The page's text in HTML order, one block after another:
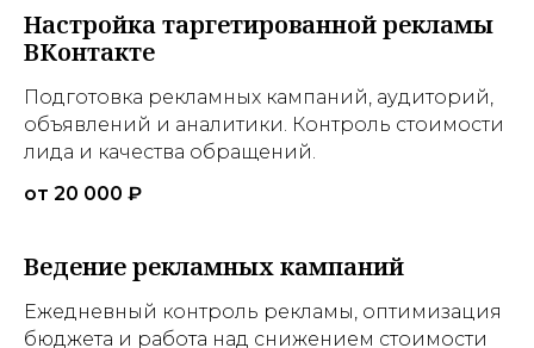
Настройка таргетированной рекламы
ВКонтакте
Подготовка рекламных кампаний, аудиторий,
объявлений и аналитики. Контроль стоимости
лида и качества обращений.
от 20 000 ₽
Ведение рекламных кампаний
Ежедневный контроль рекламы, оптимизация
бюджета и работа над снижением стоимости